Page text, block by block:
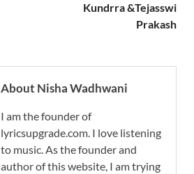
Kundrra &Tejasswi
Prakash
About Nisha Wadhwani
I am the founder of
lyricsupgrade.com. I love listening
to music. As the founder and
author of this website, I am trying